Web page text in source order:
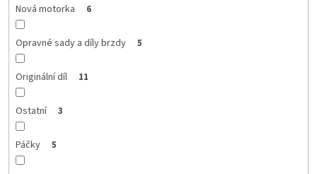
Nová motorka 6
Opravné sady a díly brzdy 5
Originální díl 11
Ostatní 3
Páčky 5